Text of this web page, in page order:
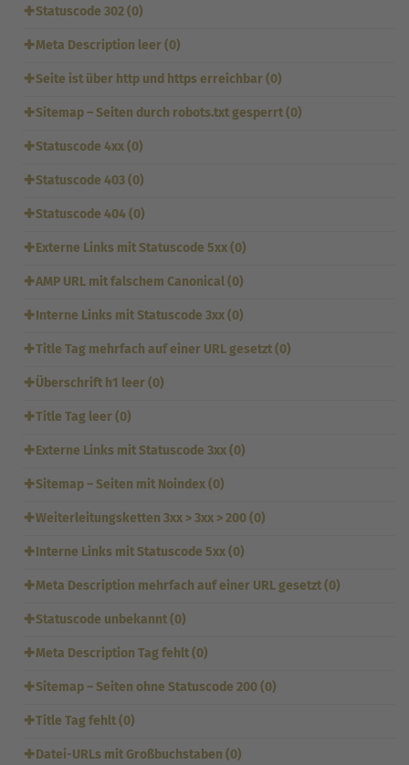
✚Statuscode 302 (0)
✚Meta Description leer (0)
✚Seite ist über http und https erreichbar (0)
✚Sitemap – Seiten durch robots.txt gesperrt (0)
✚Statuscode 4xx (0)
✚Statuscode 403 (0)
✚Statuscode 404 (0)
✚Externe Links mit Statuscode 5xx (0)
✚AMP URL mit falschem Canonical (0)
✚Interne Links mit Statuscode 3xx (0)
✚Title Tag mehrfach auf einer URL gesetzt (0)
✚Überschrift h1 leer (0)
✚Title Tag leer (0)
✚Externe Links mit Statuscode 3xx (0)
✚Sitemap – Seiten mit Noindex (0)
✚Weiterleitungsketten 3xx > 3xx > 200 (0)
✚Interne Links mit Statuscode 5xx (0)
✚Meta Description mehrfach auf einer URL gesetzt (0)
✚Statuscode unbekannt (0)
✚Meta Description Tag fehlt (0)
✚Sitemap – Seiten ohne Statuscode 200 (0)
✚Title Tag fehlt (0)
✚Datei-URLs mit Großbuchstaben (0)